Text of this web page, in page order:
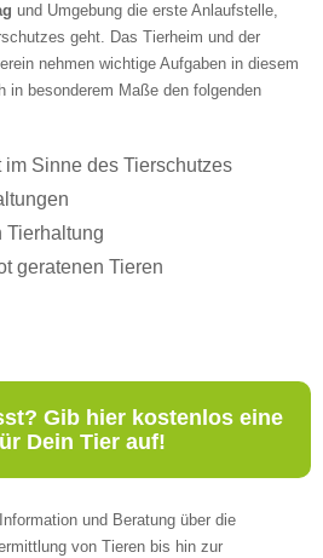
und Umgebung die erste Anlaufstelle,
geht. Das Tierheim und der
nehmen wichtige Aufgaben in diesem
in besonderem Maße den folgenden
Sinne des Tierschutzes
Tierhaltung
geratenen Tieren
Gib hier kostenlos eine
Dein Tier auf!
und Beratung über die
von Tieren bis hin zur